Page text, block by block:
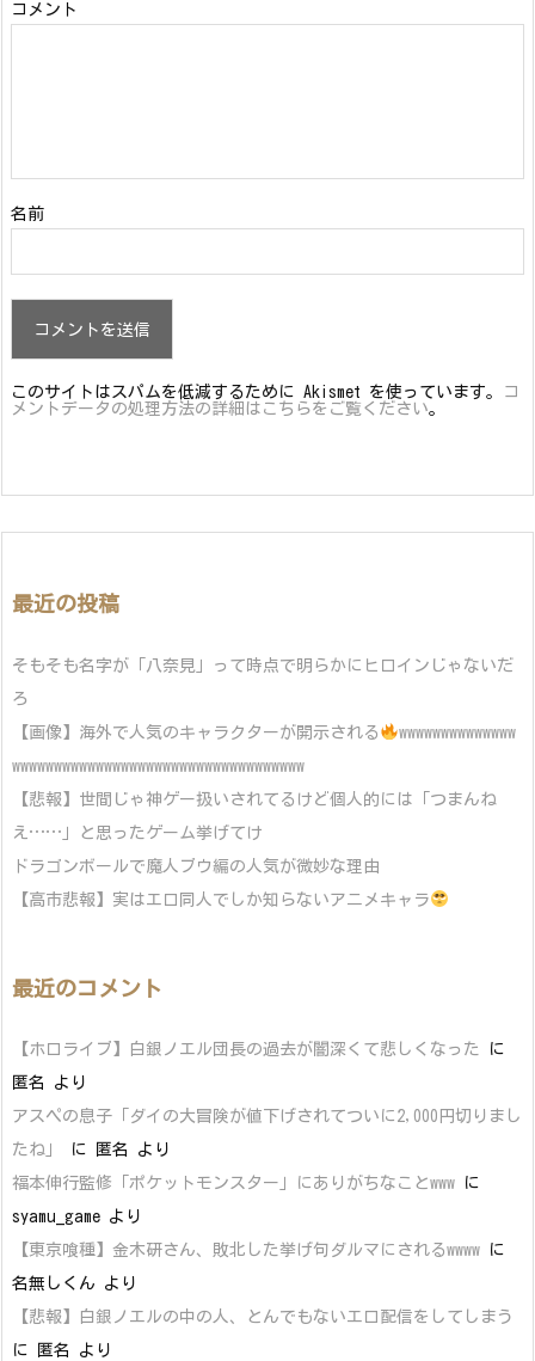
コメント
名前
このサイトはスパムを低減するために Akismet を使っています。
コ
メントデータの処理方法の詳細はこちらをご覧ください。
最近の投稿
そもそも名字が「八奈見」って時点で明らかにヒロインじゃないだ
ろ
【画像】海外で人気のキャラクターが開示される
wwwwwwwwwwwwww
wwwwwwwwwwwwwwwwwwwwwwwwwwwwwwwwwww
【悲報】世間じゃ神ゲー扱いされてるけど個人的には「つまんね
え……」と思ったゲーム挙げてけ
ドラゴンボールで魔人ブウ編の人気が微妙な理由
【高市悲報】実はエロ同人でしか知らないアニメキャラ
最近のコメント
【ホロライブ】白銀ノエル団長の過去が闇深くて悲しくなった
に
匿名
より
アスペの息子「ダイの大冒険が値下げされてついに2,000円切りまし
たね」
に 匿名
より
福本伸行監修「ポケットモンスター」にありがちなことwww に
syamu_game より
【東京喰種】金木研さん、敗北した挙げ句ダルマにされるwwww に
名無しくん より
【悲報】白銀ノエルの中の人、とんでもないエロ配信をしてしまう
に
匿名 より